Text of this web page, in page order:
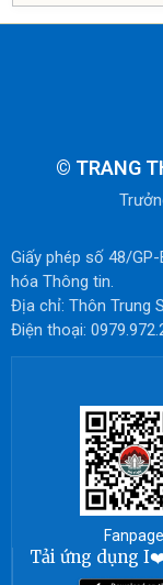
© TRANG
Giấy phép số 48/
hóa Thông tin.
Địa chỉ: Thôn Trung
Điện thoại:
Fanpage
Tải ứng dụng